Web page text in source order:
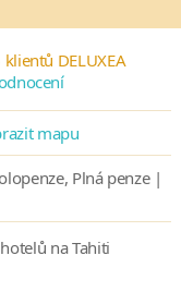
DELUXEA
mapu
Plná penze |
na Tahiti